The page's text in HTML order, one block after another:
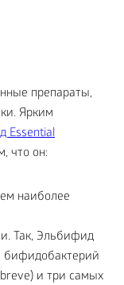
препараты,
Ярким
Essential
что он:
наиболее
Так, Эльбифид
бифидобактерий
breve) и три самых